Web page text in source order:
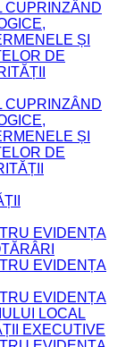
CUPRINZÂND
ȘI
DE
CUPRINZÂND
ȘI
DE
EVIDENȚA
EVIDENȚA
EVIDENȚA
LOCAL
EXECUTIVE